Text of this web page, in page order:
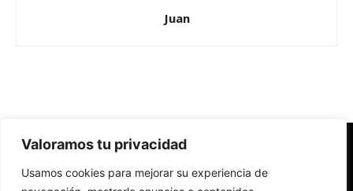
Valoramos tu privacidad
Usamos cookies para mejorar su experiencia de
Juan
Redes Cristianas
Una mirada alternativa sobre la Iglesia católica y la sociedad
- Colectivos de Redes Cristianas